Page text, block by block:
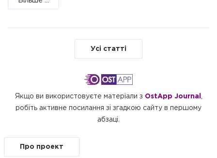
Усі статті
Якщо ви використовуєте матеріали з OstApp Journal
робіть активне посилання зі згадкою сайту в першому
абзаці.
Про проект